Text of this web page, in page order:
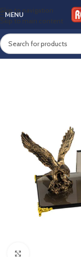
Skip to navigation
Skip to main content
MENU